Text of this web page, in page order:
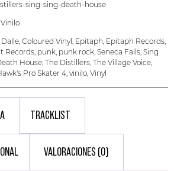
sing-sing-death-house
Vinilo
Coloured Vinyl Epitaph Epitaph Records
Records punk punk rock Seneca Falls Sing
House The Distillers The Village Voice
Pro Skater 4 vinilo Vinyl
TRACKLIST
VALORACIONES (0)